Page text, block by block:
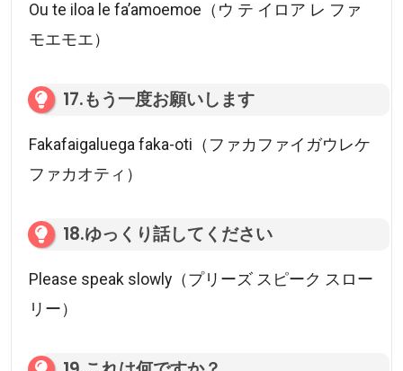
Ou te iloa le fa’amoemoe（ウ テ イロア レ ファ
モエモエ）
17.もう一度お願いします
Fakafaigaluega faka-oti（ファカファイガウレケ
ファカオティ）
18.ゆっくり話してください
Please speak slowly（プリーズ スピーク スロー
リー）